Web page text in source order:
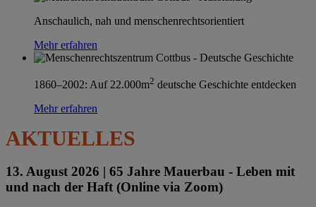
Anschaulich, nah und menschenrechtsorientiert
Mehr erfahren
1860–2002: Auf 22.000m2 deutsche Geschichte entdecken
Mehr erfahren
AKTUELLES
13. August 2026 | 65 Jahre Mauerbau - Leben mit
und nach der Haft (Online via Zoom)